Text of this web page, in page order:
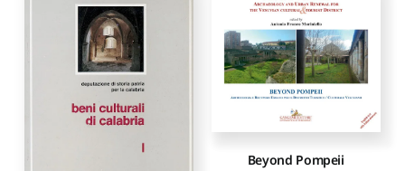
Caterina,Destro Giustina
Nicosia Alessandro,
Colapietra Raffaele,
Reggiani Anna Maria,Redi
Fabio,Pasqualetti Cristiana
Angelini Alessandro,
Maccherini Michele,Del
Pesco Daniela,Imponente
Anna,Zimei Francesco,
Carla
Beyond Pompeii